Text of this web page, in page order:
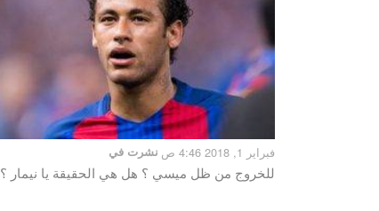
نشرت في فبراير 1, 2018 4:46 ص
للخروج من ظل ميسي ؟ هل هي الحقيقة يا نيمار ؟